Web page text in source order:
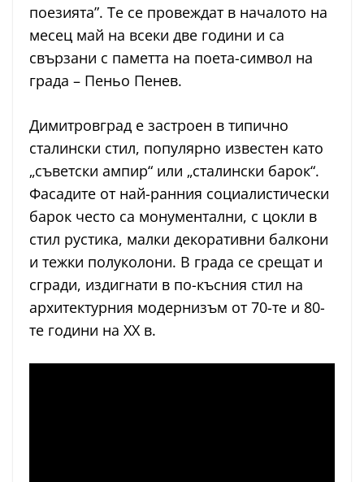
поезията”. Те се провеждат в началото на
месец май на всеки две години и са
свързани с паметта на поета-символ на
града – Пеньо Пенев.
Димитровград е застроен в типично
сталински стил, популярно известен като
„съветски ампир“ или „сталински барок“.
Фасадите от най-ранния социалистически
барок често са монументални, с цокли в
стил рустика, малки декоративни балкони
и тежки полуколони. В града се срещат и
сгради, издигнати в по-късния стил на
архитектурния модернизъм от 70-те и 80-
те години на ХХ в.